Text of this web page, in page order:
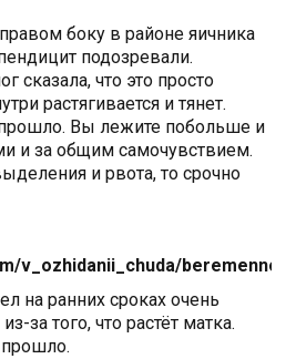
боку в районе яичника
подозревали.
сказала, что это просто
растягивается и тянет.
Вы лежите побольше и
и за общим самочувствием.
и рвота, то срочно
v_ozhidanii_chuda/
на ранних сроках очень
за того, что растёт матка.
прошло.